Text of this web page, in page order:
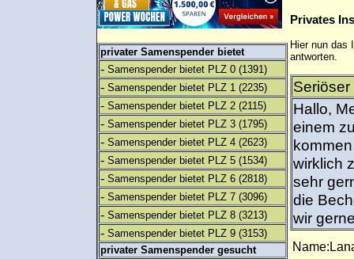
privater Samenspender bietet
- Samenspender bietet PLZ 0 (1391)
- Samenspender bietet PLZ 1 (2235)
- Samenspender bietet PLZ 2 (2115)
- Samenspender bietet PLZ 3 (1795)
- Samenspender bietet PLZ 4 (2623)
- Samenspender bietet PLZ 5 (1534)
- Samenspender bietet PLZ 6 (2818)
- Samenspender bietet PLZ 7 (3096)
- Samenspender bietet PLZ 8 (3213)
- Samenspender bietet PLZ 9 (3153)
privater Samenspender gesucht
Privates
Hier nun das
antworten.
Hallo,
einem
wirklich
sehr
die
wir